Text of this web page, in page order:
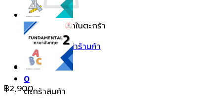
ไม่มีสินค้าในตะกร้า
กลับสู่หน้าร้านค้า
0
ตะกร้าสินค้า
฿2,900